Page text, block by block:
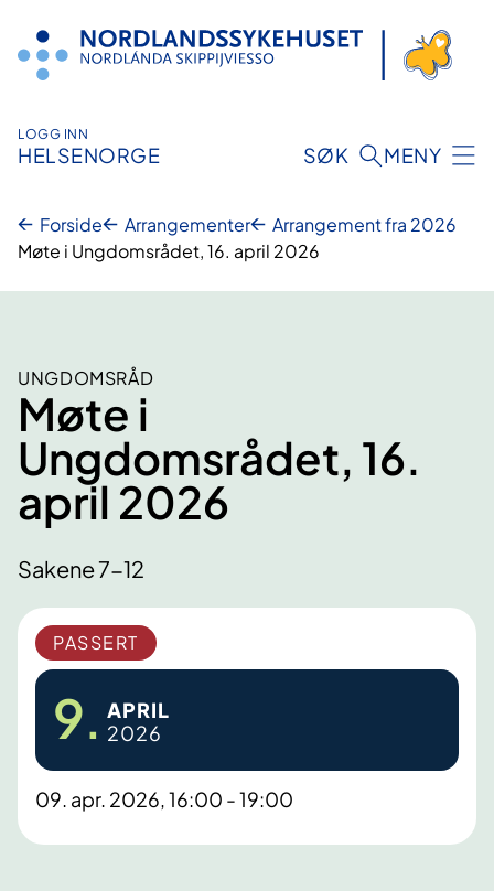
innhold
LOGG INN
HELSENORGE SØK MENY
Forside Arrangementer
Arrangement fra 2026
Møte i Ungdomsrådet, 16. april 2026
UNGDOMSRÅD
Møte i
Ungdomsrådet, 16.
april 2026
Sakene 7-12
PASSERT
9. APRIL
2026
09. apr. 2026, 16:00 - 19:00